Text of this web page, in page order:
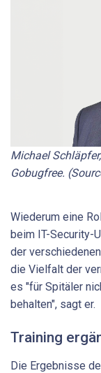
Michael
Gobugfree.
Wiederum eine
beim IT-Security-
der
die Vielfalt der
es "für Spitäler
behalten", sagt er.
Training
Die Ergebnisse